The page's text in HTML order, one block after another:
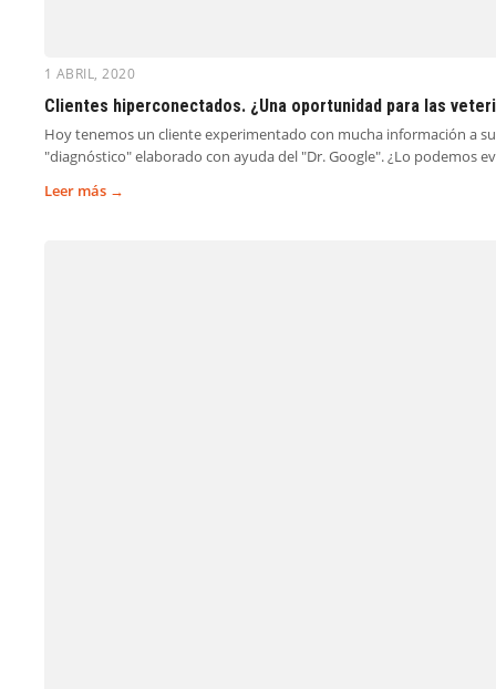
1 ABRIL, 2020
Clientes hiperconectados. ¿Una oportunidad para las
Hoy tenemos un cliente experimentado con mucha información a
"diagnóstico" elaborado con ayuda del "Dr. Google". ¿Lo podemos
Leer más →